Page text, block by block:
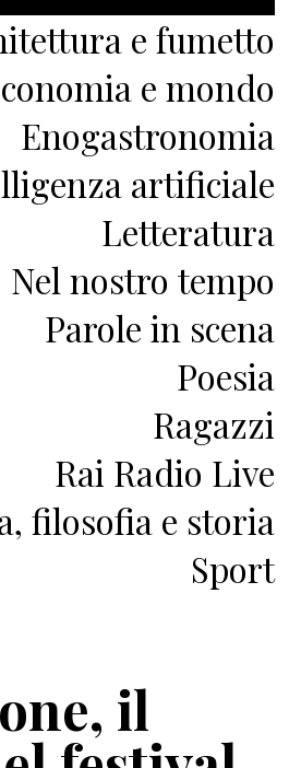
e fumetto
e mondo
Enogastronomia
artificiale
Letteratura
Nel nostro tempo
Parole in scena
Poesia
Ragazzi
Rai Radio Live
filosofia e storia
Sport
il